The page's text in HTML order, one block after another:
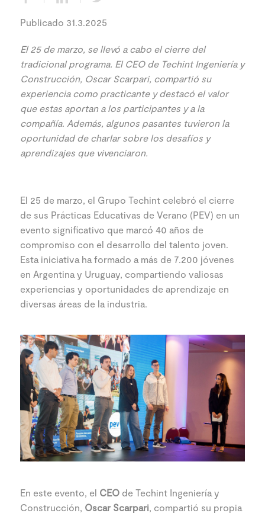
Publicado 31.3.2025
El 25 de marzo, se llevó a cabo el cierre del
tradicional programa. El CEO de Techint Ingeniería y
Construcción, Oscar Scarpari, compartió su
experiencia como practicante y destacó el valor
que estas aportan a los participantes y a la
compañía. Además, algunos pasantes tuvieron la
oportunidad de charlar sobre los desafíos y
aprendizajes que vivenciaron.
El 25 de marzo, el Grupo Techint celebró el cierre
de sus Prácticas Educativas de Verano (PEV) en un
evento significativo que marcó 40 años de
compromiso con el desarrollo del talento joven.
Esta iniciativa ha formado a más de 7.200 jóvenes
en Argentina y Uruguay, compartiendo valiosas
experiencias y oportunidades de aprendizaje en
diversas áreas de la industria.
En este evento, el CEO de Techint Ingeniería y
Construcción, Oscar Scarpari, compartió su propia